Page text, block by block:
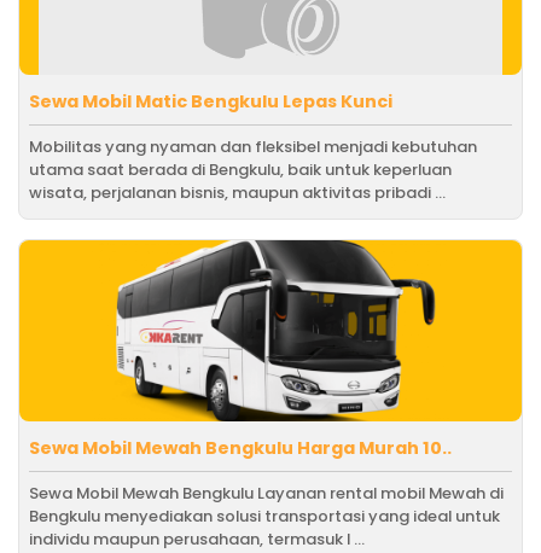
Sewa Mobil Matic Bengkulu Lepas Kunci
Mobilitas yang nyaman dan fleksibel menjadi kebutuhan
utama saat berada di Bengkulu, baik untuk keperluan
wisata, perjalanan bisnis, maupun aktivitas pribadi ...
Sewa Mobil Mewah Bengkulu Harga Murah 10..
Sewa Mobil Mewah Bengkulu Layanan rental mobil Mewah di
Bengkulu menyediakan solusi transportasi yang ideal untuk
individu maupun perusahaan, termasuk l ...